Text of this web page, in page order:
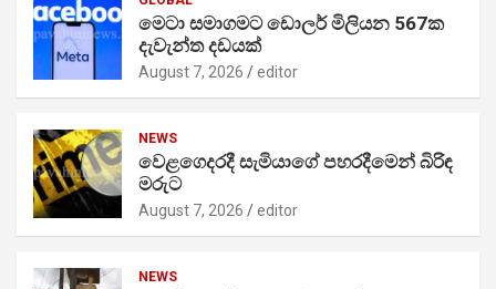
මෙටා සමාගමට ඩොලර් මිලියන 567ක
දැවැන්ත දඩයක්
August 7, 2026 editor
NEWS
වෙළගෙදරදී සැමියාගේ පහරදීමෙන් බිරිඳ
මරුට
August 7, 2026 editor
NEWS